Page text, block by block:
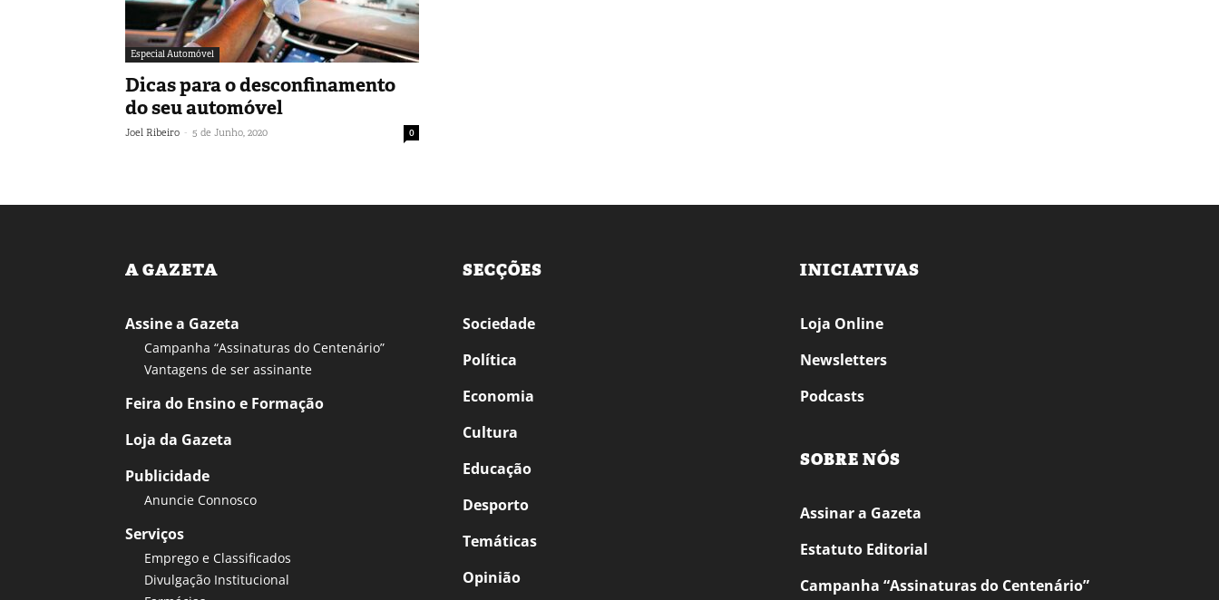
Especial Automóvel
Dicas para o desconfinamento
do seu automóvel
Joel Ribeiro - 5 de Junho, 2020 0
A GAZETA
Assine a Gazeta
Campanha “Assinaturas do Centenário”
Vantagens de ser assinante
Feira do Ensino e Formação
Loja da Gazeta
Publicidade
Anuncie Connosco
Serviços
Emprego e Classificados
Divulgação Institucional
SECÇÕES
Sociedade
Política
Economia
Cultura
Educação
Desporto
Temáticas
Opinião
INICIATIVAS
Loja Online
Newsletters
Podcasts
SOBRE NÓS
Assinar a Gazeta
Estatuto Editorial
Campanha “Assinaturas do Centenário”